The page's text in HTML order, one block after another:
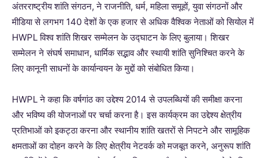
अंतरराष्ट्रीय शांति संगठन, ने राजनीति, धर्म, महिला समूहों, युवा संगठनों और
मीडिया से लगभग 140 देशों के एक हजार से अधिक वैश्विक नेताओं को सियोल में
HWPL विश्व शांति शिखर सम्मेलन के उद्घाटन के लिए बुलाया। शिखर
सम्मेलन ने संघर्ष समाधान, धार्मिक सद्भाव और स्थायी शांति सुनिश्चित करने के
लिए कानूनी साधनों के कार्यान्वयन के मुद्दों को संबोधित किया।
HWPL ने कहा कि वर्षगांठ का उद्देश्य 2014 से उपलब्धियों की समीक्षा करना
और भविष्य की योजनाओं पर चर्चा करना है। इस कार्यक्रम का उद्देश्य क्षेत्रीय
प्रतिभाओं को इकट्ठा करना और स्थानीय शांति खतरों से निपटने और सामूहिक
क्षमताओं का दोहन करने के लिए क्षेत्रीय नेटवर्क को मजबूत करने, अनुरूप शांति